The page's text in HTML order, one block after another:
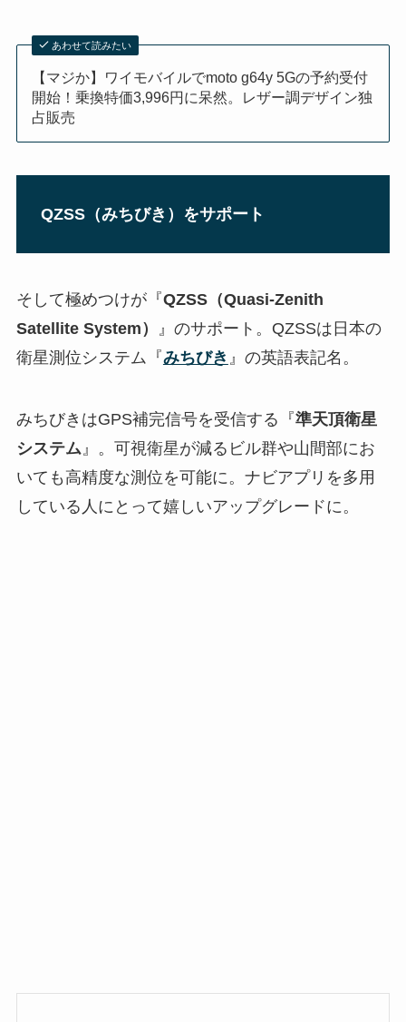
あわせて読みたい
【マジか】ワイモバイルでmoto g64y 5Gの予約受付
開始！乗換特価3,996円に呆然。レザー調デザイン独
占販売
QZSS（みちびき）をサポート
そして極めつけが『QZSS（Quasi-Zenith
Satellite System）
』のサポート。QZSSは日本の
衛星測位システム『みちびき 』の英語表記名。
みちびきはGPS補完信号を受信する『準天頂衛星
システム』。可視衛星が減るビル群や山間部にお
いても高精度な測位を可能に。ナビアプリを多用
している人にとって嬉しいアップグレードに。